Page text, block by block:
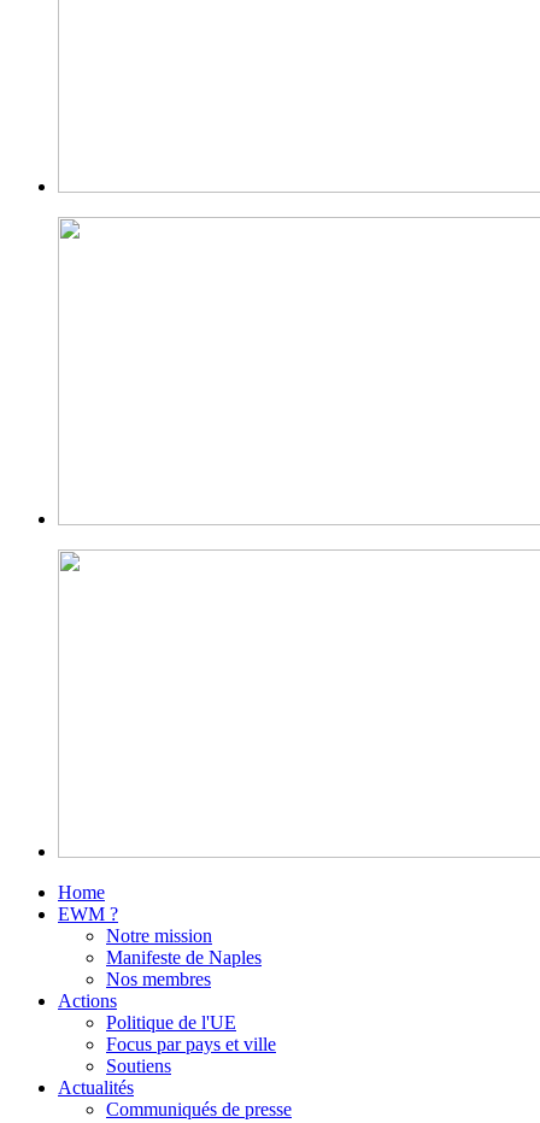
Home
EWM ?
Notre mission
Manifeste de Naples
Nos membres
Actions
Politique de l'UE
Focus par pays et ville
Soutiens
Actualités
Communiqués de presse